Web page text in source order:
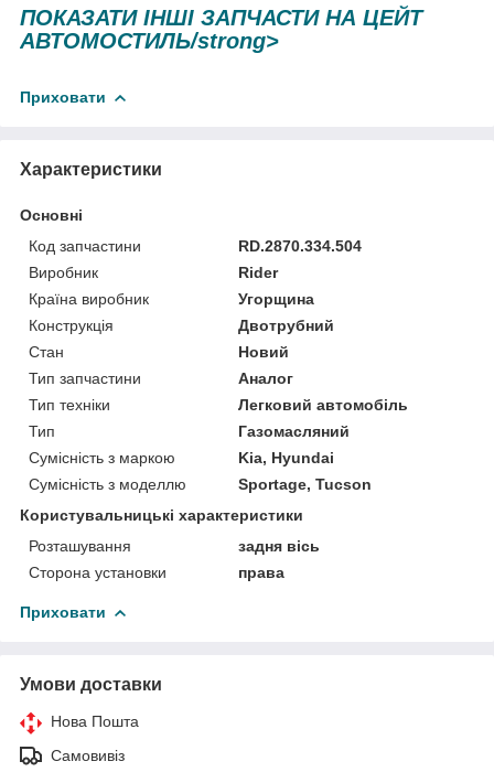
ПОКАЗАТИ ІНШІ ЗАПЧАСТИ НА ЦЕЙТ
АВТОМОСТИЛЬ/strong>
Приховати
Характеристики
Основні
Код запчастини
RD.2870.334.504
Виробник
Rider
Країна виробник
Угорщина
Конструкція
Двотрубний
Стан
Новий
Тип запчастини
Аналог
Тип техніки
Легковий автомобіль
Тип
Газомасляний
Сумісність з маркою
Kia, Hyundai
Сумісність з моделлю
Sportage, Tucson
Користувальницькі характеристики
Розташування
задня вісь
Сторона установки
права
Приховати
Умови доставки
Нова Пошта
Самовивіз